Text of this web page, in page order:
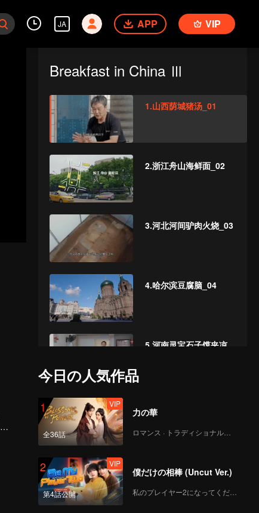
JA APP VIP
Breakfast in China Ⅲ
1.山西荫城猪汤_01
2.浙江舟山海鲜面_02
3.河北河间驴肉火烧_03
4.哈尔滨豆腐脑_04
5.河南灵宝石子馍夹凉
今日の人気作品
1
全36話
VIP
力の華
ロマンス · トラディショナル・コスチューム
2
第4話公開
VIP
僕だけの相棒 (Uncut Ver.)
私のプレイヤー2になってください